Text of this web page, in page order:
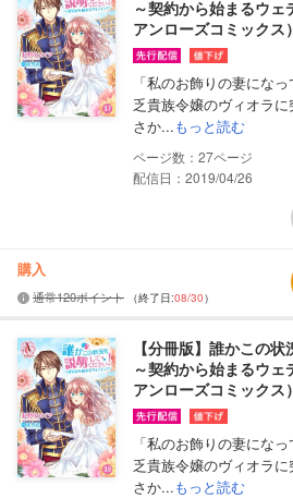
～契約から始まるウェ
アンローズコミックス）
「私のお飾りの妻にな
乏貴族令嬢のヴィオラ
さか...もっと読む
27
配信日：2019/04/26
購入
通常120ポイント （終了日:08/30）
【分冊版】誰かこの
～契約から始まるウェ
アンローズコミックス）
「私のお飾りの妻にな
乏貴族令嬢のヴィオラ
さか...もっと読む